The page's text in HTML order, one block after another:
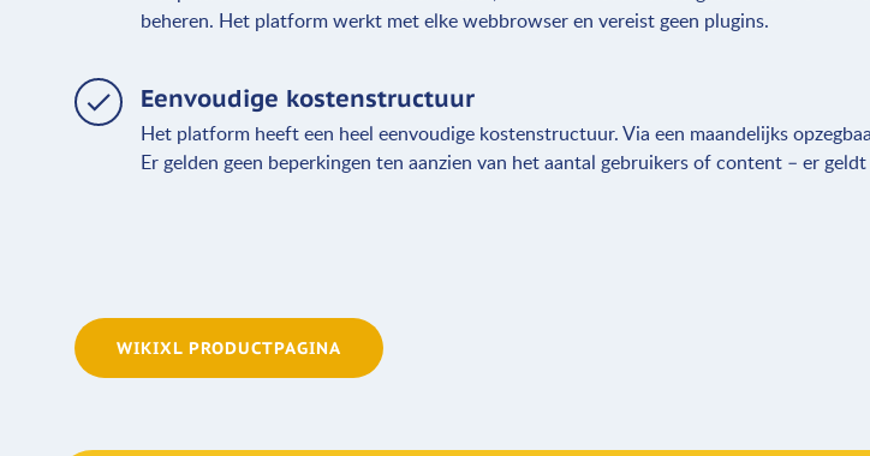
beheren. Het platform werkt met elke webbrowser en vereist geen plugins.
Eenvoudige kostenstructuur
Het platform heeft een heel eenvoudige kostenstructuur. Via een maandelijks
Er gelden geen beperkingen ten aanzien van het aantal gebruikers of content – er geldt
WIKIXL PRODUCTPAGINA